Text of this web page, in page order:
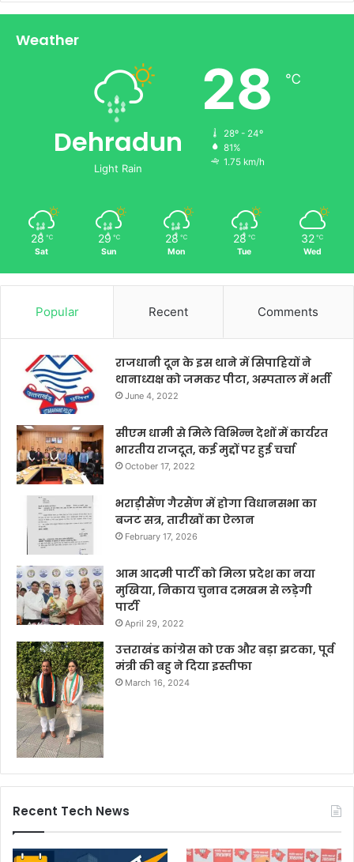
Weather
Dehradun
Light Rain
28 ℃
28º - 24º
81%
1.75 km/h
28 ℃
Sat
29 ℃
Sun
28 ℃
Mon
28 ℃
Tue
32 ℃
Wed
Popular Recent Comments
राजधानी दून के इस थाने में सिपाहियों ने
थानाध्यक्ष को जमकर पीटा, अस्पताल में भर्ती
June 4, 2022
सीएम धामी से मिले विभिन्न देशों में कार्यरत
भारतीय राजदूत, कई मुद्दों पर हुई चर्चा
October 17, 2022
भराड़ीसैंण गैरसैंण में होगा विधानसभा का
बजट सत्र, तारीखों का ऐलान
February 17, 2026
आम आदमी पार्टी को मिला प्रदेश का नया
मुखिया, निकाय चुनाव दमखम से लड़ेगी
पार्टी
April 29, 2022
उत्तराखंड कांग्रेस को एक और बड़ा झटका, पूर्व
मंत्री की बहु ने दिया इस्तीफा
March 16, 2024
Recent Tech News